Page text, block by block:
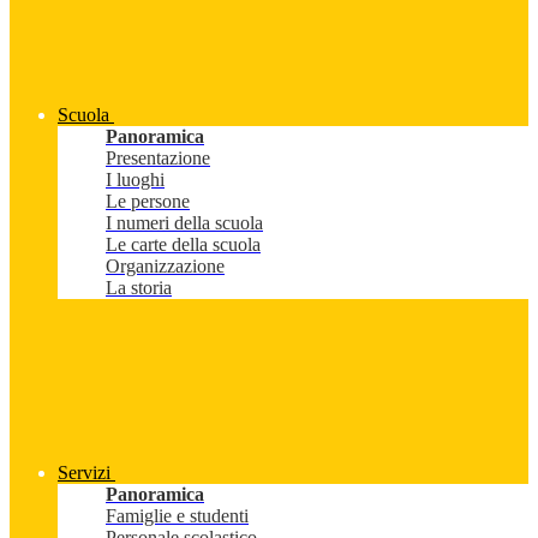
Scuola
Panoramica
Presentazione
I luoghi
Le persone
I numeri della scuola
Le carte della scuola
Organizzazione
La storia
Servizi
Panoramica
Famiglie e studenti